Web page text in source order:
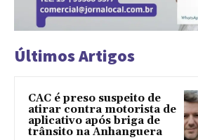
Últimos Artigos
CAC é preso suspeito de
atirar contra motorista de
aplicativo após briga de
trânsito na Anhanguera